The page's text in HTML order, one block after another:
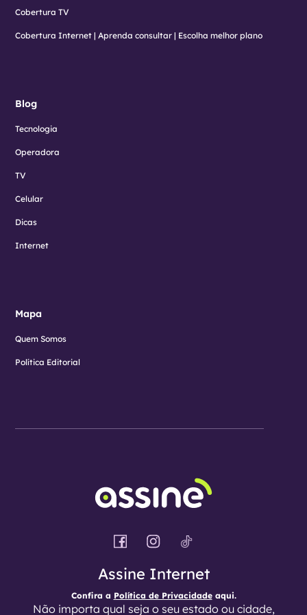
Cobertura TV
Cobertura Internet | Aprenda consultar | Escolha melhor plano
Blog
Tecnologia
Operadora
TV
Celular
Dicas
Internet
Mapa
Quem Somos
Política Editorial
Assine Internet
Confira a Política de Privacidadeaqui.
Não importa qual seja o seu estado ou cidade,